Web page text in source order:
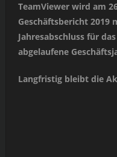
TeamViewer wird am
Geschäftsbericht 2019
Jahresabschluss für
abgelaufene
Langfristig bleibt die